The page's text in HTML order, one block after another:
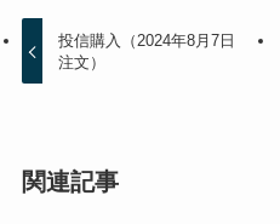
投信購入（2024年8月7日
注文）
関連記事